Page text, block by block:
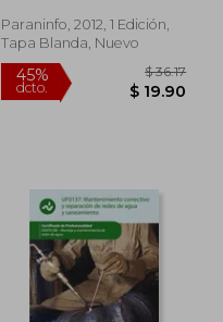
Giménez
Paraninfo, 2012, 1 Edición,
Tapa Blanda, Nuevo